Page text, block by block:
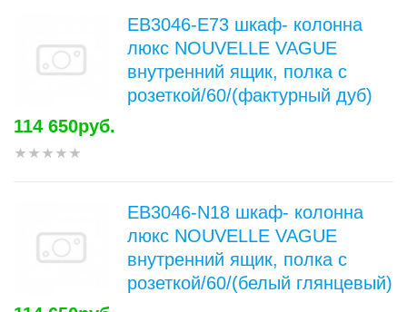
EB3046-E73 шкаф- колонна
люкс NOUVELLE VAGUE
внутренний ящик, полка с
розеткой/60/(фактурный дуб)
114 650руб.
EB3046-N18 шкаф- колонна
люкс NOUVELLE VAGUE
внутренний ящик, полка с
розеткой/60/(белый глянцевый)